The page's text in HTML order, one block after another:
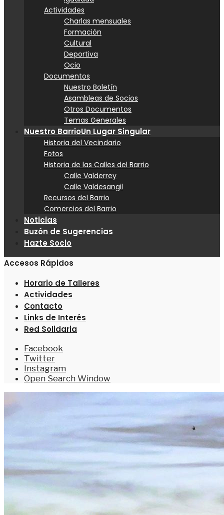
Actividades
Charlas mensuales
Formación
Cultural
Deportiva
Ocio
Documentos
Nuestro Boletín
Asambleas de Socios
Otros Documentos
Temas Generales
Nuestro BarrioUn Lugar Singular
Historia del Vecindario
Fotos
Historia de las Calles del Barrio
Calle Valderrey
Calle Valdesangil
Recursos del Barrio
Comercios del Barrio
Noticias
Buzón de Sugerencias
Hazte Socio
Accesos Rápidos
Horario de Talleres
Actividades
Contacto
Links de Interés
Red Solidaria
Facebook
Twitter
Instagram
Open Search Window